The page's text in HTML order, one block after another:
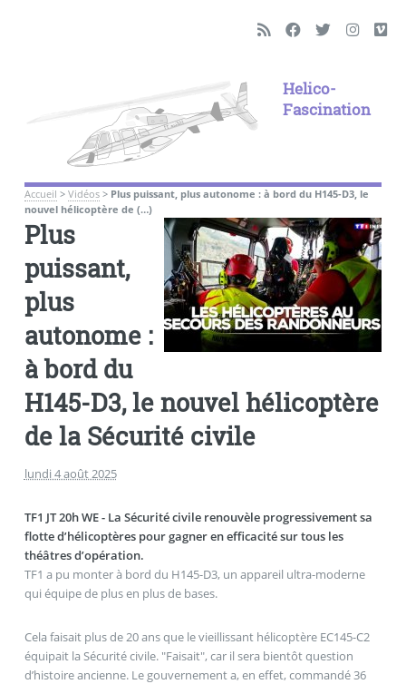
Helico-
Fascination
Accueil > Vidéos> Plus puissant, plus autonome : à bord du H145-D3, le
nouvel hélicoptère de (…)
Plus
puissant,
plus
autonome :
à bord du
H145-D3, le nouvel hélicoptère
de la Sécurité civile
lundi 4 août 2025
TF1 JT 20h WE - La Sécurité civile renouvèle progressivement sa
flotte d’hélicoptères pour gagner en efficacité sur tous les
théâtres d’opération.
TF1 a pu monter à bord du H145-D3, un appareil ultra-moderne
qui équipe de plus en plus de bases.
Cela faisait plus de 20 ans que le vieillissant hélicoptère EC145-C2
équipait la Sécurité civile. "Faisait", car il sera bientôt question
d’histoire ancienne. Le gouvernement a, en effet, commandé 36